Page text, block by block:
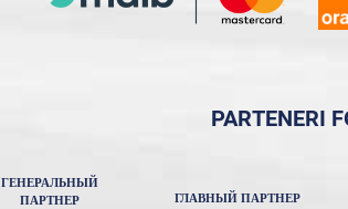
PARTENERI
ГЕНЕРАЛЬНЫЙ
ПАРТНЕР
ГЛАВНЫЙ ПАРТНЕР